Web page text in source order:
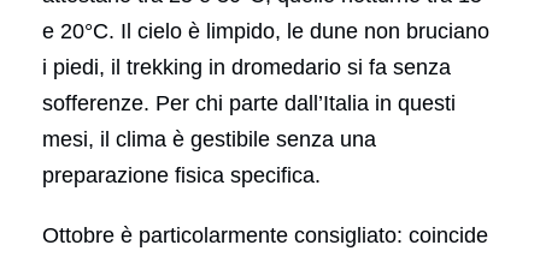
e 20°C. Il cielo è limpido, le dune non bruciano
i piedi, il trekking in dromedario si fa senza
sofferenze. Per chi parte dall’Italia in questi
mesi, il clima è gestibile senza una
preparazione fisica specifica.
Ottobre è particolarmente consigliato: coincide